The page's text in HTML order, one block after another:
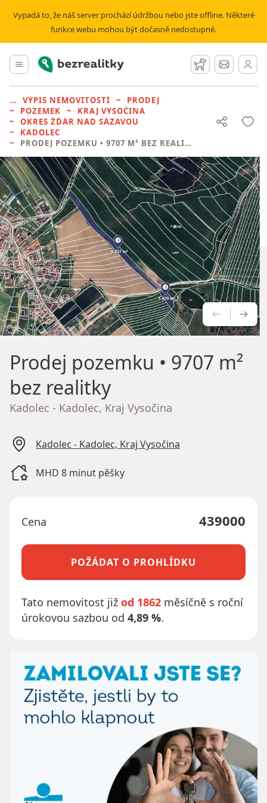
Vypadá to, že náš server prochází údržbou nebo jste offline. Některé
funkce webu mohou být dočasně nedostupné.
Hlavní menu
Bezrealitky Hlídací pes
Zprávy
VÝPIS NEMOVITOSTÍ
PRODEJ
POZEMEK
KRAJ VYSOČINA
OKRES ŽĎÁR NAD SÁZAVOU
KADOLEC
PRODEJ POZEMKU • 9707 M² BEZ REALITKY
Prodej pozemku • 9707 m²
bez realitky
Kadolec - Kadolec, Kraj Vysočina
Kadolec - Kadolec, Kraj Vysočina
MHD 8 minut pěšky
Cena 439000
POŽÁDAT O PROHLÍDKU
Tato nemovitost již od 1862 měsíčně s roční
úrokovou sazbou od 4,89 %.